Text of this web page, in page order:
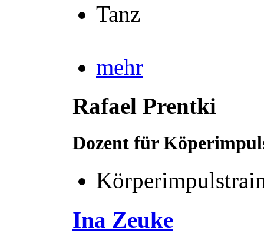
Tanz
mehr
Rafael Prentki
Dozent für
Ina Zeuke